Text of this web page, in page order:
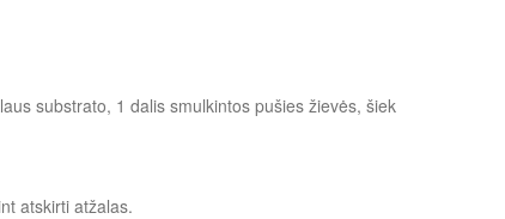
substrato, 1 dalis smulkintos pušies žievės, šiek
atskirti atžalas.